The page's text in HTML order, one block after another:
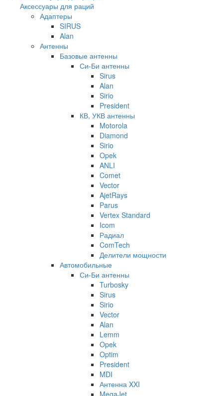
Аксессуары для раций
Адаптеры
SIRUS
Alan
Антенны
Базовые антенны
Си-Би антенны
Sirus
Alan
Sirio
President
КВ, УКВ антенны
Motorola
Diamond
Sirio
Opek
ANLI
Comet
Vector
AjetRays
Parus
Vertex Standard
Icom
Радиал
ComTech
Делители мощности
Автомобильные
Си-Би антенны
Turbosky
Sirus
Sirio
Vector
Alan
Lemm
Opek
Optim
President
MDI
Антенна XXI
MegaJet